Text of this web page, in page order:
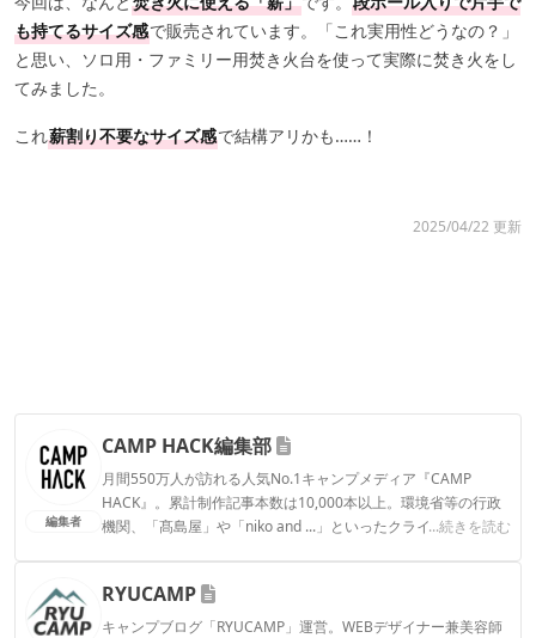
も持てるサイズ感で販売されています。「これ実用性どうなの？」
と思い、ソロ用・ファミリー用焚き火台を使って実際に焚き火をし
てみました。
これ薪割り不要なサイズ感で結構アリかも……！
2025/04/22 更新
編集者
CAMP HACK編集部
月間550万人が訪れる人気No.1キャンプメディア『CAMP
HACK』。累計制作記事本数は10,000本以上。環境省等の行政
機関、「髙島屋」や「niko and ...」といったクライアントとの
...続きを読む
CAMP HACK編集部のプロフィール
RYUCAMP
キャンプブログ「RYUCAMP」運営。WEBデザイナー兼美容師